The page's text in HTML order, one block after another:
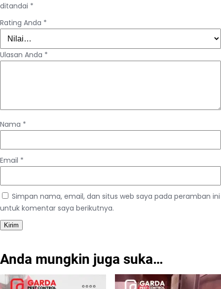
ditandai *
Rating Anda *
Ulasan Anda *
Nama *
Email *
Simpan nama, email, dan situs web saya pada peramban ini
untuk komentar saya berikutnya.
Anda mungkin juga suka…